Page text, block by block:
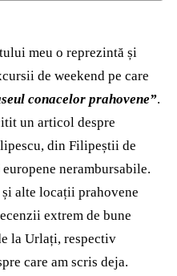
meu o reprezintă și
de weekend pe care
conacelor prahovene”.
un articol despre
din Filipeștii de
nerambursabile.
alte locații prahovene
extrem de bune
la Urlați, respectiv
care am scris deja.